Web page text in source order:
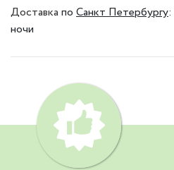
Доставка по Санкт Петербургу:
ночи